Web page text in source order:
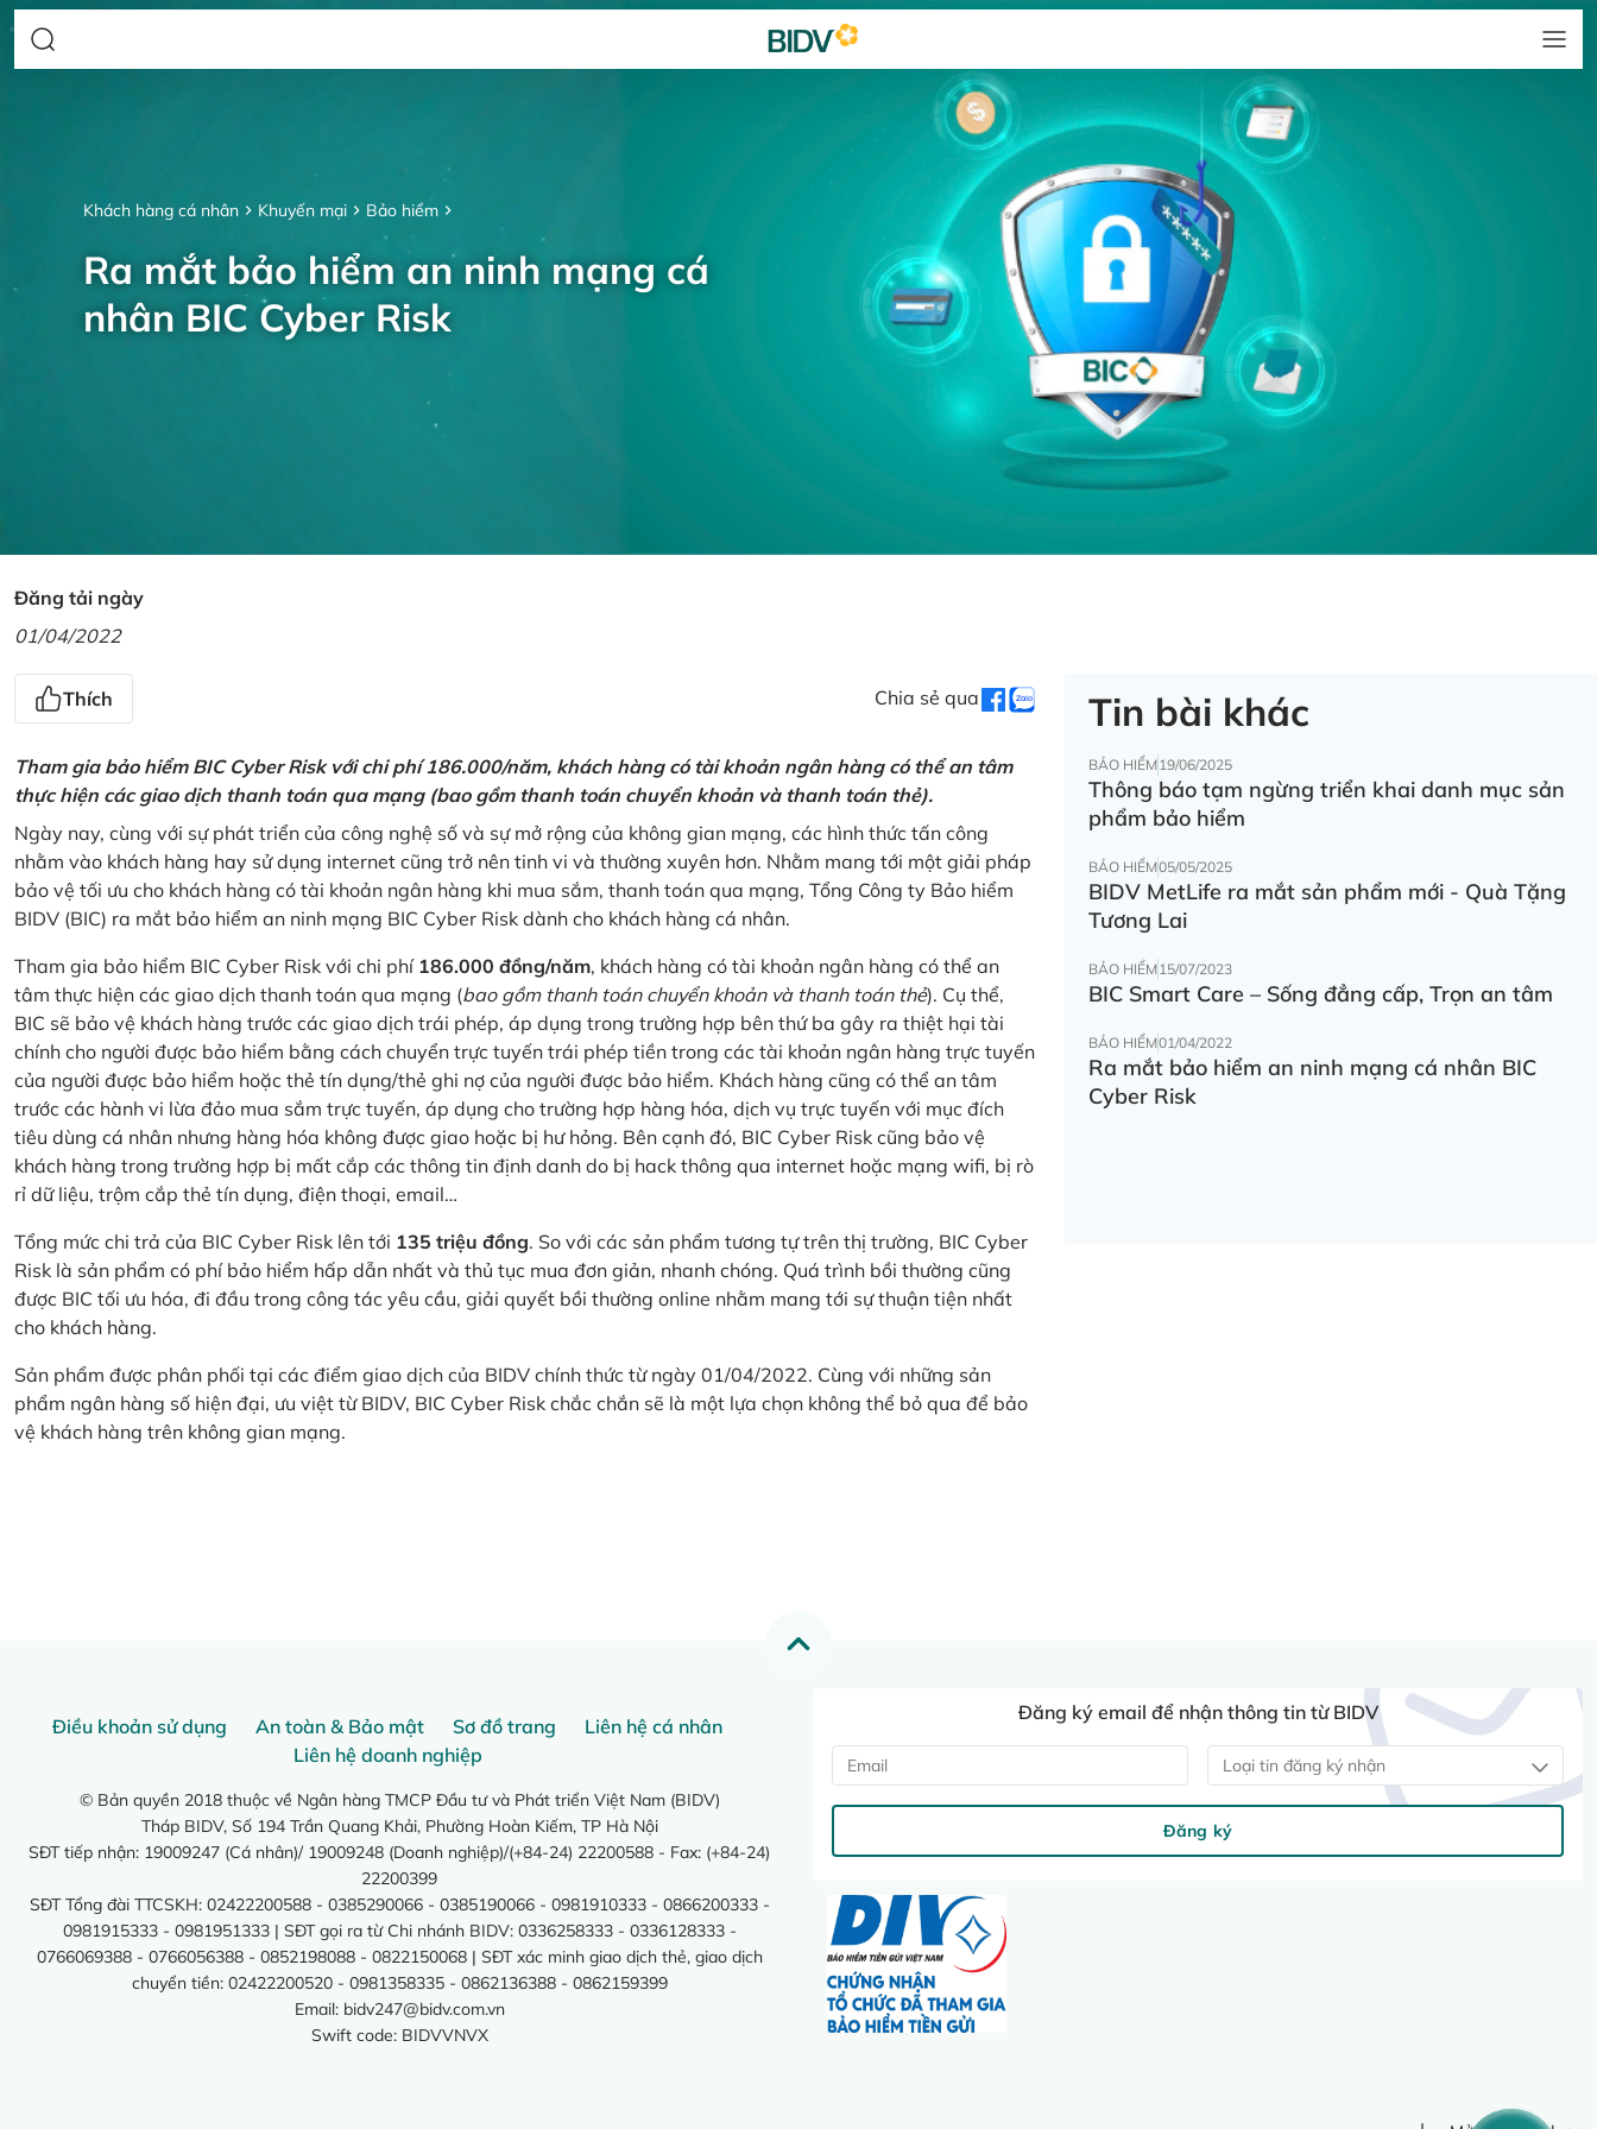
Khách hàng cá nhân Khuyến mại Bảo hiểm
Ra mắt bảo hiểm an ninh mạng cá
nhân BIC Cyber Risk
Đăng tải ngày
01/04/2022
Thích Chia sẻ qua
Tham gia bảo hiểm BIC Cyber Risk với chi phí 186.000/năm, khách hàng có tài khoản ngân hàng có thể an tâm
thực hiện các giao dịch thanh toán qua mạng (bao gồm thanh toán chuyển khoản và thanh toán thẻ).
Ngày nay, cùng với sự phát triển của công nghệ số và sự mở rộng của không gian mạng, các hình thức tấn công
nhằm vào khách hàng hay sử dụng internet cũng trở nên tinh vi và thường xuyên hơn. Nhằm mang tới một giải pháp
bảo vệ tối ưu cho khách hàng có tài khoản ngân hàng khi mua sắm, thanh toán qua mạng, Tổng Công ty Bảo hiểm
BIDV (BIC) ra mắt bảo hiểm an ninh mạng BIC Cyber Risk dành cho khách hàng cá nhân.
Tham gia bảo hiểm BIC Cyber Risk với chi phí 186.000 đồng/năm, khách hàng có tài khoản ngân hàng có thể an
tâm thực hiện các giao dịch thanh toán qua mạng (bao gồm thanh toán chuyển khoản và thanh toán thẻ). Cụ thể,
BIC sẽ bảo vệ khách hàng trước các giao dịch trái phép, áp dụng trong trường hợp bên thứ ba gây ra thiệt hại tài
chính cho người được bảo hiểm bằng cách chuyển trực tuyến trái phép tiền trong các tài khoản ngân hàng trực tuyến
của người được bảo hiểm hoặc thẻ tín dụng/thẻ ghi nợ của người được bảo hiểm. Khách hàng cũng có thể an tâm
trước các hành vi lừa đảo mua sắm trực tuyến, áp dụng cho trường hợp hàng hóa, dịch vụ trực tuyến với mục đích
tiêu dùng cá nhân nhưng hàng hóa không được giao hoặc bị hư hỏng. Bên cạnh đó, BIC Cyber Risk cũng bảo vệ
khách hàng trong trường hợp bị mất cắp các thông tin định danh do bị hack thông qua internet hoặc mạng wifi, bị rò
rỉ dữ liệu, trộm cắp thẻ tín dụng, điện thoại, email…
Tổng mức chi trả của BIC Cyber Risk lên tới 135 triệu đồng. So với các sản phẩm tương tự trên thị trường, BIC Cyber
Risk là sản phẩm có phí bảo hiểm hấp dẫn nhất và thủ tục mua đơn giản, nhanh chóng. Quá trình bồi thường cũng
được BIC tối ưu hóa, đi đầu trong công tác yêu cầu, giải quyết bồi thường online nhằm mang tới sự thuận tiện nhất
cho khách hàng.
Sản phẩm được phân phối tại các điểm giao dịch của BIDV chính thức từ ngày 01/04/2022. Cùng với những sản
phẩm ngân hàng số hiện đại, ưu việt từ BIDV, BIC Cyber Risk chắc chắn sẽ là một lựa chọn không thể bỏ qua để bảo
vệ khách hàng trên không gian mạng.
Tin bài khác
BẢO HIỂM19/06/2025
Thông báo tạm ngừng triển khai danh mục sản
phẩm bảo hiểm
BẢO HIỂM05/05/2025
BIDV MetLife ra mắt sản phẩm mới - Quà Tặng
Tương Lai
BẢO HIỂM15/07/2023
BIC Smart Care – Sống đẳng cấp, Trọn an tâm
BẢO HIỂM01/04/2022
Ra mắt bảo hiểm an ninh mạng cá nhân BIC
Cyber Risk
Điều khoản sử dụng An toàn & Bảo mật Sơ đồ trang
Liên hệ cá nhân
Liên hệ doanh nghiệp
© Bản quyền 2018 thuộc về Ngân hàng TMCP Đầu tư và Phát triển Việt Nam (BIDV)
Tháp BIDV, Số 194 Trần Quang Khải, Phường Hoàn Kiếm, TP Hà Nội
SĐT tiếp nhận: 19009247 (Cá nhân)/ 19009248 (Doanh nghiệp)/(+84-24) 22200588 - Fax: (+84-24)
22200399
SĐT Tổng đài TTCSKH: 02422200588 - 0385290066 - 0385190066 - 0981910333 - 0866200333 -
0981915333 - 0981951333 | SĐT gọi ra từ Chi nhánh BIDV: 0336258333 - 0336128333 -
0766069388 - 0766056388 - 0852198088 - 0822150068 | SĐT xác minh giao dịch thẻ, giao dịch
chuyển tiền: 02422200520 - 0981358335 - 0862136388 - 0862159399
Email: bidv247@bidv.com.vn
Swift code: BIDVVNVX
Đăng ký email để nhận thông tin từ BIDV
Loại tin đăng ký nhận
Đăng ký